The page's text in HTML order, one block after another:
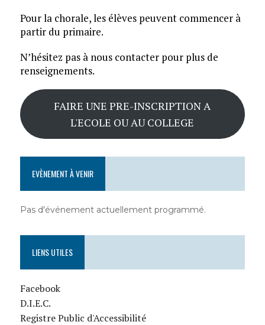
Pour la chorale, les élèves peuvent commencer à
partir du primaire.
N’hésitez pas à nous contacter pour plus de
renseignements.
FAIRE UNE PRE-INSCRIPTION A
L'ECOLE OU AU COLLEGE
EVÈNEMENT À VENIR
Pas d'événement actuellement programmé.
LIENS UTILES
Facebook
D.I.E.C.
Registre Public d'Accessibilité